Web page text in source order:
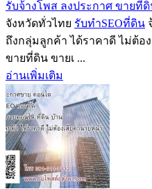
รับจ้างโพส ลงประกาศ ขายที่
จังหวัดทั่วไทย รับทำSEOที่ดิน
ถึงกลุ่มลูกค้า ได้ราคาดี ไม่ต้อ
ขายที่ดิน ขายเ ...
อ่านเพิ่มเติม